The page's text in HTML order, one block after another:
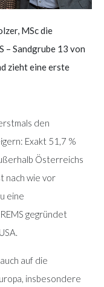
MSc die
– Sandgrube 13 von
zieht eine erste
den
Exakt 51,7 %
Österreichs
nach wie vor
eine
gegründet
auf die
insbesondere